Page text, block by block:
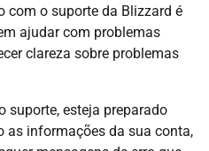
com o suporte da Blizzard é
ajudar com problemas
clareza sobre problemas
suporte, esteja preparado
as informações da sua conta,